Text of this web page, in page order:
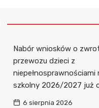
Nabór wniosków o
przewozu dzieci z
niepełnosprawnościami
szkolny 2026/2027 już
6 sierpnia 2026